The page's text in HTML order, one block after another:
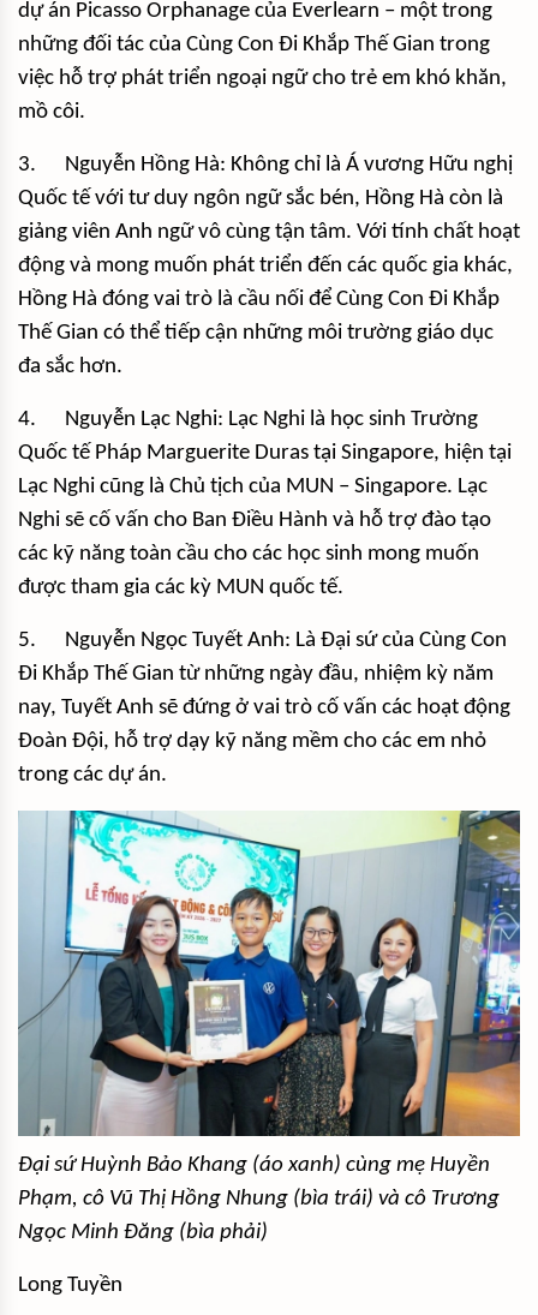
dự án Picasso Orphanage của Everlearn – một trong
những đối tác của Cùng Con Đi Khắp Thế Gian trong
việc hỗ trợ phát triển ngoại ngữ cho trẻ em khó khăn,
mồ côi.
3. Nguyễn Hồng Hà: Không chỉ là Á vương Hữu nghị
Quốc tế với tư duy ngôn ngữ sắc bén, Hồng Hà còn là
giảng viên Anh ngữ vô cùng tận tâm. Với tính chất hoạt
động và mong muốn phát triển đến các quốc gia khác,
Hồng Hà đóng vai trò là cầu nối để Cùng Con Đi Khắp
Thế Gian có thể tiếp cận những môi trường giáo dục
đa sắc hơn.
4. Nguyễn Lạc Nghi: Lạc Nghi là học sinh Trường
Quốc tế Pháp Marguerite Duras tại Singapore, hiện tại
Lạc Nghi cũng là Chủ tịch của MUN – Singapore. Lạc
Nghi sẽ cố vấn cho Ban Điều Hành và hỗ trợ đào tạo
các kỹ năng toàn cầu cho các học sinh mong muốn
được tham gia các kỳ MUN quốc tế.
5. Nguyễn Ngọc Tuyết Anh: Là Đại sứ của Cùng Con
Đi Khắp Thế Gian từ những ngày đầu, nhiệm kỳ năm
nay, Tuyết Anh sẽ đứng ở vai trò cố vấn các hoạt động
Đoàn Đội, hỗ trợ dạy kỹ năng mềm cho các em nhỏ
trong các dự án.
Đại sứ Huỳnh Bảo Khang (áo xanh) cùng mẹ Huyền
Phạm, cô Vũ Thị Hồng Nhung (bìa trái) và cô Trương
Ngọc Minh Đăng (bìa phải)
Long Tuyền